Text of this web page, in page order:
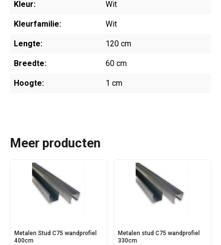
Kleur: Wit
Kleurfamilie: Wit
Lengte: 120 cm
Breedte: 60 cm
Hoogte: 1 cm
Meer producten
Metalen Stud C75 wandprofiel
400cm
Metalen stud C75 wandprofiel
330cm